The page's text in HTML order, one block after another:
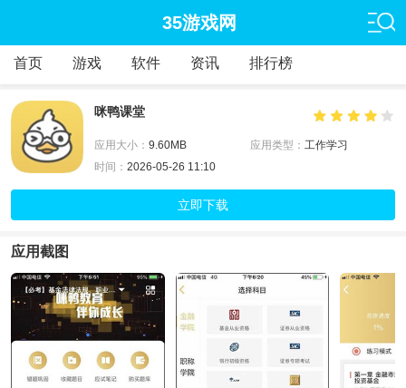
35游戏网
首页 游戏 软件 资讯 排行榜
咪鸭课堂
应用大小： 9.60MB 应用类型： 工作学习
时间： 2026-05-26 11:10
立即下载
应用截图